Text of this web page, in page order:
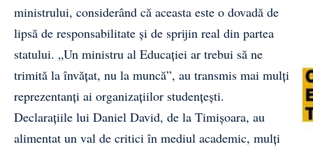
ministrului, considerând că aceasta este o dovadă de
lipsă de responsabilitate și de sprijin real din partea
statului. „Un ministru al Educației ar trebui să ne
trimită la învățat, nu la muncă”, au transmis mai mulți
reprezentanți ai organizațiilor studențești.
Declarațiile lui Daniel David, de la Timișoara, au
alimentat un val de critici în mediul academic, mulți